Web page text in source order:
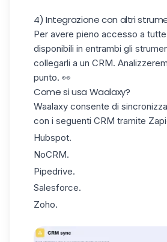
4) Integrazione con altri
Per avere pieno accesso a
disponibili in entrambi gli
collegarli a un CRM.
punto. 👀
Come si usa Waalaxy?
Waalaxy consente di
con i seguenti CRM tramite
Hubspot.
NoCRM.
Pipedrive.
Salesforce.
Zoho.